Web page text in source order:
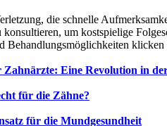
die schnelle
um kostspielige
Behandlungsmöglichkeiten klicken
Zahnärzte: Eine Revolution in
für die Zähne?
für die Mundgesundheit